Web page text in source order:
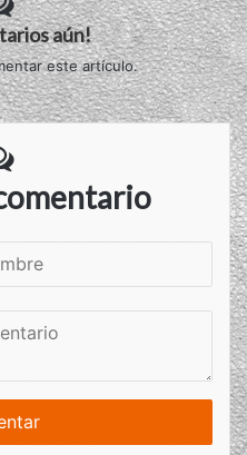
aún!
este artículo.